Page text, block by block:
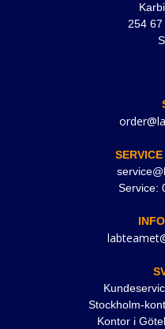
254
Service:
Stockholm-
Kontor i